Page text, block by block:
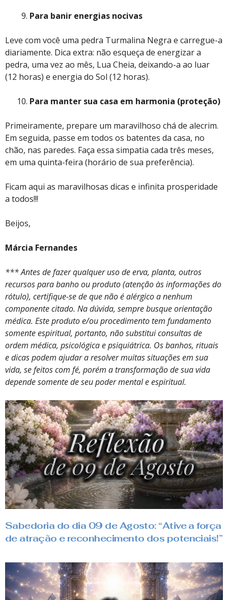
Para banir energias nocivas
Leve com você uma pedra Turmalina Negra e carregue-a
diariamente. Dica extra: não esqueça de energizar a
pedra, uma vez ao mês, Lua Cheia, deixando-a ao luar
(12 horas) e energia do Sol (12 horas).
Para manter sua casa em harmonia (proteção)
Primeiramente, prepare um maravilhoso chá de alecrim.
Em seguida, passe em todos os batentes da casa, no
chão, nas paredes. Faça essa simpatia cada três meses,
em uma quinta-feira (horário de sua preferência).
Ficam aqui as maravilhosas dicas e infinita prosperidade
a todos!!!
Beijos,
Márcia Fernandes
*** Antes de fazer qualquer uso de erva, planta, outros
recursos para banho ou produto (atenção às informações do
rótulo), certifique-se de que não é alérgico a nenhum
componente citado. Na dúvida, sempre busque orientação
médica. Este produto e/ou procedimento tem fundamento
somente espiritual, portanto, não substitui consultas de
ordem médica, psicológica e psiquiátrica. Os banhos, rituais
e dicas podem ajudar a resolver muitas situações em sua
vida, se feitos com fé, porém a transformação de sua vida
depende somente de seu poder mental e espiritual.
Sabedoria do dia 09 de Agosto: “Ative a força
de atração e reconhecimento dos potenciais!”